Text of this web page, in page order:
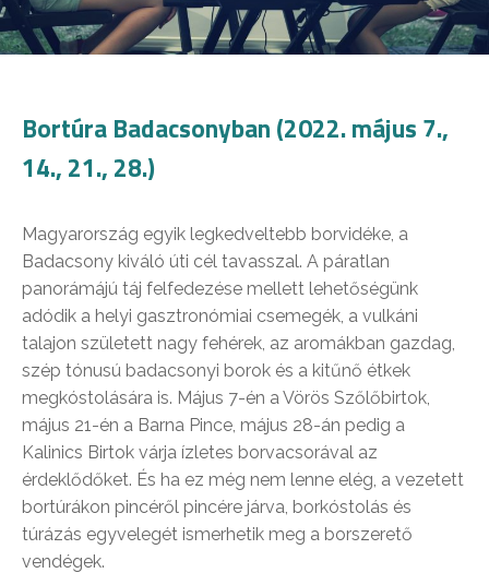
Bortúra Badacsonyban (2022. május 7.,
14., 21., 28.)
Magyarország egyik legkedveltebb borvidéke, a
Badacsony kiváló úti cél tavasszal. A páratlan
panorámájú táj felfedezése mellett lehetőségünk
adódik a helyi gasztronómiai csemegék, a vulkáni
talajon született nagy fehérek, az aromákban gazdag,
szép tónusú badacsonyi borok és a kitűnő étkek
megkóstolására is. Május 7-én a Vörös Szőlőbirtok,
május 21-én a Barna Pince, május 28-án pedig a
Kalinics Birtok várja ízletes borvacsorával az
érdeklődőket. És ha ez még nem lenne elég, a vezetett
bortúrákon pincéről pincére járva, borkóstolás és
túrázás egyvelegét ismerhetik meg a borszerető
vendégek.